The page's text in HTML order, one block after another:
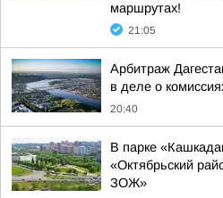
маршрутах!
21:05
Арбитраж
в деле о
20:40
В парке
«Октябрьский
ЗОЖ»